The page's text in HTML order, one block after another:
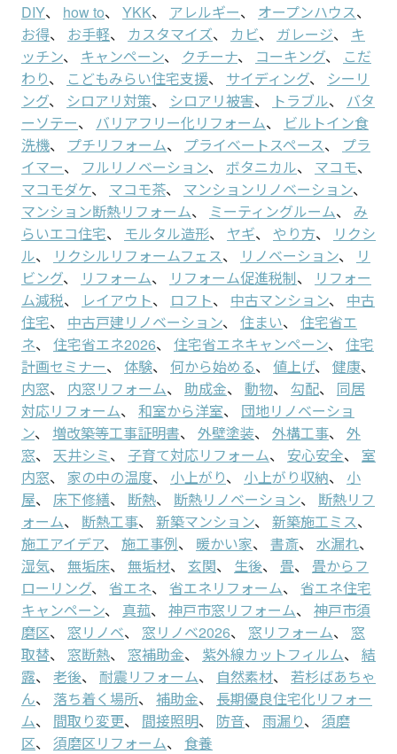
DIY、 how to、 YKK、 アレルギー、 オープンハウス、
お得、 お手軽、 カスタマイズ、 カビ、 ガレージ、
キ
ッチン、 キャンペーン、 クチーナ、 コーキング、
こだ
わり、 こどもみらい住宅支援、 サイディング、
シーリ
ング、 シロアリ対策、 シロアリ被害、 トラブル、
バタ
ーソテー、 バリアフリー化リフォーム、
ビルトイン食
洗機、 プチリフォーム、 プライベートスペース、
プラ
イマー、 フルリノベーション、 ボタニカル、 マコモ、
マコモダケ、 マコモ茶、 マンションリノベーション、
マンション断熱リフォーム、 ミーティングルーム、
み
らいエコ住宅、 モルタル造形、 ヤギ、 やり方、
リクシ
ル、 リクシルリフォームフェス、 リノベーション、
リ
ビング、 リフォーム、 リフォーム促進税制、
リフォー
ム減税、 レイアウト、 ロフト、 中古マンション、
中古
住宅、 中古戸建リノベーション、 住まい、
住宅省エ
ネ、 住宅省エネ2026、 住宅省エネキャンペーン、
住宅
計画セミナー、 体験、 何から始める、 値上げ、 健康、
内窓、 内窓リフォーム、 助成金、 動物、 勾配、
同居
対応リフォーム、 和室から洋室、
団地リノベーショ
ン、 増改築等工事証明書、 外壁塗装、 外構工事、
外
窓、 天井シミ、 子育て対応リフォーム、 安心安全、
室
内窓、 家の中の温度、 小上がり、 小上がり収納、
小
屋、 床下修繕、 断熱、 断熱リノベーション、
断熱リフ
ォーム、 断熱工事、 新築マンション、 新築施工ミス、
施工アイデア、 施工事例、 暖かい家、 書斎、 水漏れ、
湿気、 無垢床、 無垢材、 玄関、 生後、 畳、
畳からフ
ローリング、 省エネ、 省エネリフォーム、
省エネ住宅
キャンペーン、 真菰、 神戸市窓リフォーム、
神戸市須
磨区、 窓リノベ、 窓リノベ2026、 窓リフォーム、
窓
取替、 窓断熱、 窓補助金、 紫外線カットフィルム、
結
露、 老後、 耐震リフォーム、 自然素材、
若杉ばあちゃ
ん、 落ち着く場所、 補助金、
長期優良住宅化リフォー
ム、 間取り変更、 間接照明、 防音、 雨漏り、
須磨
区、 須磨区リフォーム、 食養